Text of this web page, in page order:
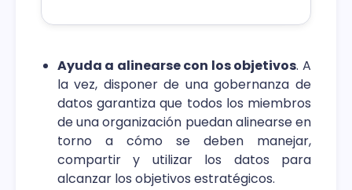
Ayuda a alinearse con los objetivos. A
la vez, disponer de una gobernanza de
datos garantiza que todos los miembros
de una organización puedan alinearse en
torno a cómo se deben manejar,
compartir y utilizar los datos para
alcanzar los objetivos estratégicos.